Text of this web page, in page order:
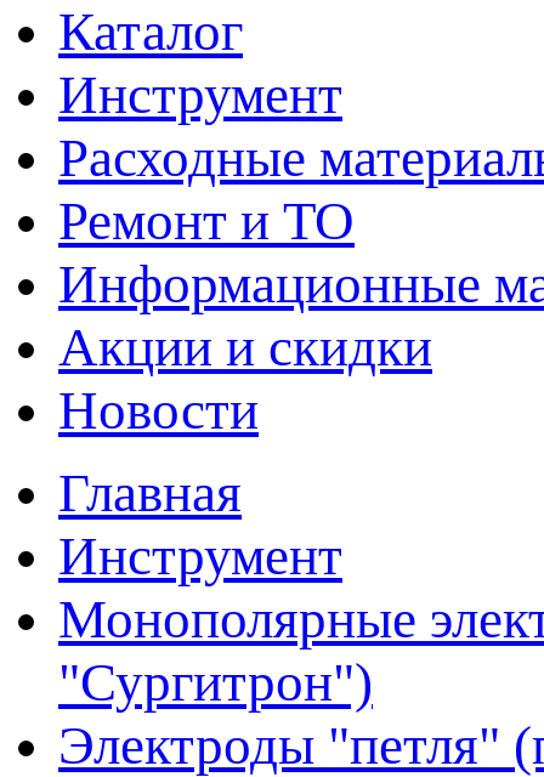
Каталог
Инструмент
Расходные
Ремонт и ТО
Информационные
Акции и скидки
Новости
Главная
Инструмент
Монополярные
"Сургитрон")
Электроды "петля"